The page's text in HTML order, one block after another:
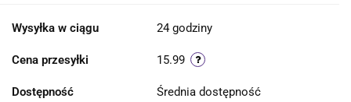
Wysyłka w ciągu 24 godziny
Cena przesyłki 15.99
Dostępność Średnia dostępność